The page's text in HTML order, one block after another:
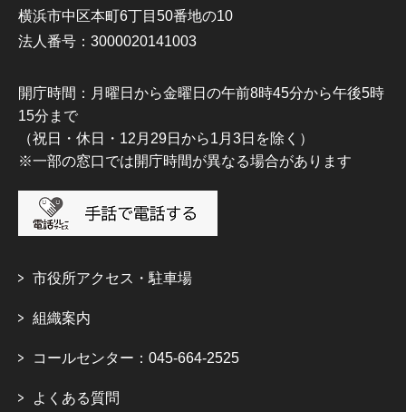
横浜市中区本町6丁目50番地の10
法人番号：3000020141003
開庁時間：月曜日から金曜日の午前8時45分から午後5時
15分まで
（祝日・休日・12月29日から1月3日を除く）
※一部の窓口では開庁時間が異なる場合があります
市役所アクセス・駐車場
組織案内
コールセンター：045-664-2525
よくある質問